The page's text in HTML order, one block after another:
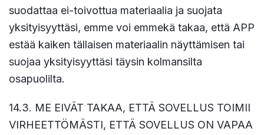
suodattaa ei-toivottua materiaalia ja suojata
yksityisyyttäsi, emme voi emmekä takaa, että APP
estää kaiken tällaisen materiaalin näyttämisen tai
suojaa yksityisyyttäsi täysin kolmansilta
osapuolilta.
14.3. ME EIVÄT TAKAA, ETTÄ SOVELLUS TOIMII
VIRHEETTÖMÄSTI, ETTÄ SOVELLUS ON VAPAA